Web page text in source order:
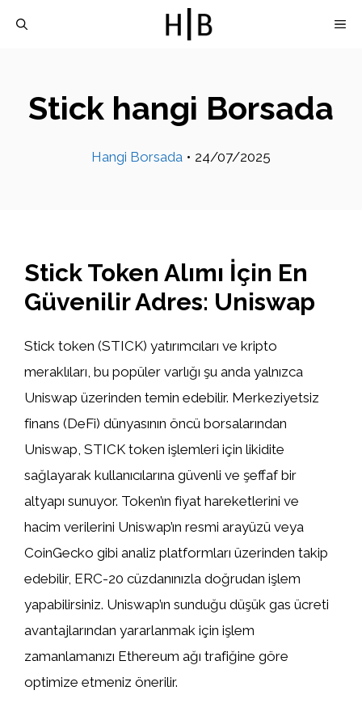
Stick hangi Borsada
Hangi Borsada • 24/07/2025
Stick Token Alımı İçin En
Güvenilir Adres: Uniswap
Stick token (STICK) yatırımcıları ve kripto
meraklıları, bu popüler varlığı şu anda yalnızca
Uniswap üzerinden temin edebilir. Merkeziyetsiz
finans (DeFi) dünyasının öncü borsalarından
Uniswap, STICK token işlemleri için likidite
sağlayarak kullanıcılarına güvenli ve şeffaf bir
altyapı sunuyor. Token’ın fiyat hareketlerini ve
hacim verilerini Uniswap’ın resmi arayüzü veya
CoinGecko gibi analiz platformları üzerinden takip
edebilir, ERC-20 cüzdanınızla doğrudan işlem
yapabilirsiniz. Uniswap’ın sunduğu düşük gas ücreti
avantajlarından yararlanmak için işlem
zamanlamanızı Ethereum ağı trafiğine göre
optimize etmeniz önerilir.